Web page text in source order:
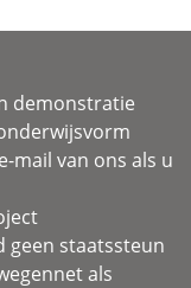
demonstratie
mail van ons als u
geen staatssteun
als